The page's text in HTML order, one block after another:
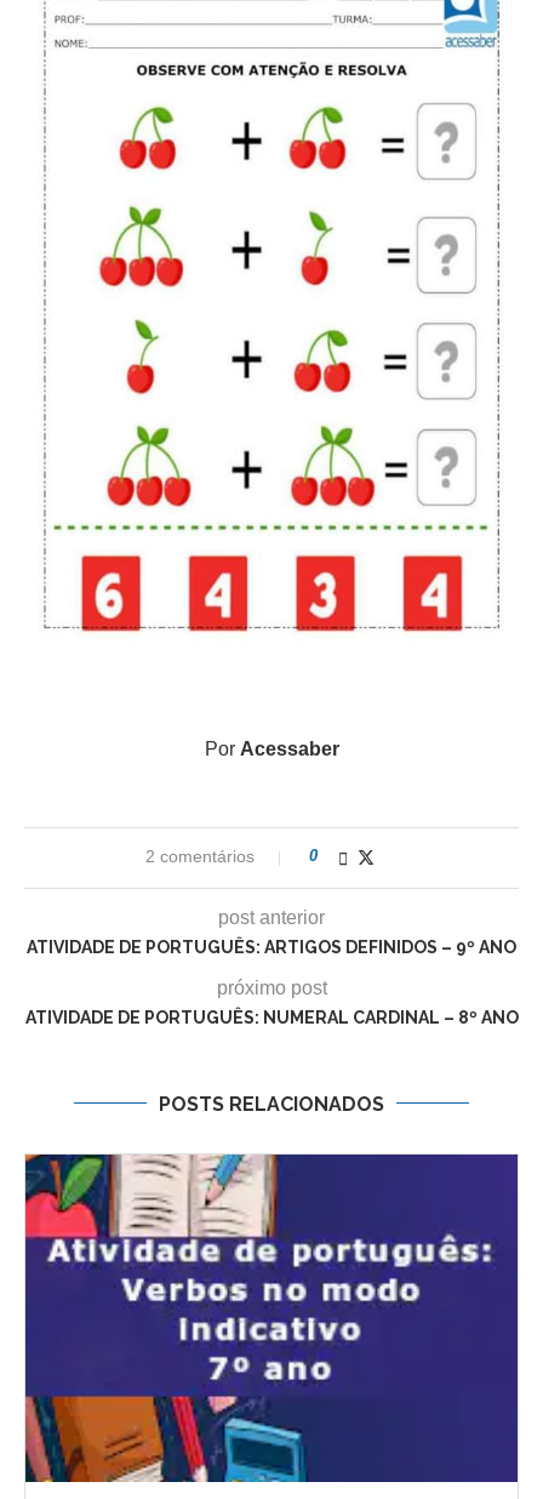
Por Acessaber
2 comentários 0
post anterior
ATIVIDADE DE PORTUGUÊS: ARTIGOS DEFINIDOS – 9º ANO
próximo post
ATIVIDADE DE PORTUGUÊS: NUMERAL CARDINAL – 8º ANO
POSTS RELACIONADOS